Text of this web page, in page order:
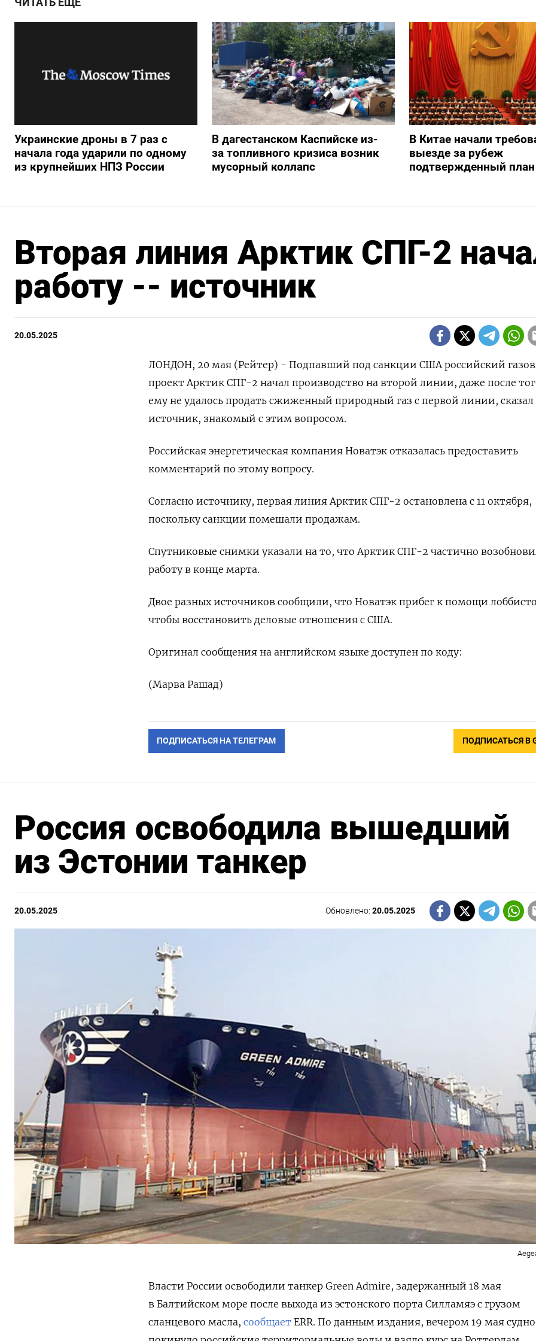
ЧИТАТЬ ЕЩЕ
Украинские дроны в 7 раз с
начала года ударили по одному
из крупнейших НПЗ России
В дагестанском Каспийске из-
за топливного кризиса возник
мусорный коллапс
В Китае начали
выезде за рубеж
подтвержденный
Вторая линия Арктик СПГ-2
работу -- источник
20.05.2025
ЛОНДОН, 20 мая (Рейтер) - Подпавший под санкции США российский
проект Арктик СПГ-2 начал производство на второй линии, даже после
ему не удалось продать сжиженный природный газ с первой линии, сказал
источник, знакомый с этим вопросом.
Российская энергетическая компания Новатэк отказалась предоставить
комментарий по этому вопросу.
Согласно источнику, первая линия Арктик СПГ-2 остановлена с 11 октября,
поскольку санкции помешали продажам.
Спутниковые снимки указали на то, что Арктик СПГ-2 частично
работу в конце марта.
Двое разных источников сообщили, что Новатэк прибег к помощи
чтобы восстановить деловые отношения с США.
Оригинал сообщения на английском языке доступен по коду:
(Марва Рашад)
ПОДПИСАТЬСЯ НА ТЕЛЕГРАМ ПОДПИСАТЬСЯ В
Россия освободила вышедший
из Эстонии танкер
20.05.2025 Обновлено:20.05.2025
Власти России освободили танкер Green Admire, задержанный 18 мая
в Балтийском море после выхода из эстонского порта Силламяэ с грузом
сланцевого масла, сообщает ERR. По данным издания, вечером 19 мая судно